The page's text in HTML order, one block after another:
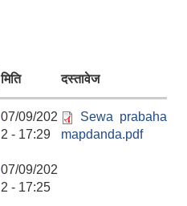
मिति दस्तावेज
07/09/202
2 - 17:29
Sewa prabaha
mapdanda.pdf
07/09/202
2 - 17:25